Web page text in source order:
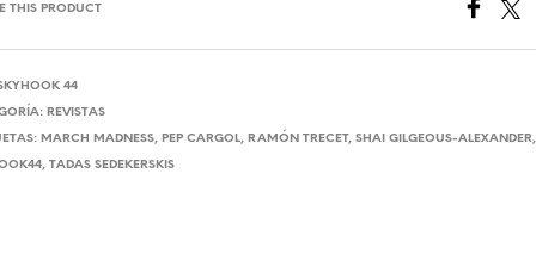
THIS PRODUCT
44
REVISTAS
MARCH MADNESS, PEP CARGOL, RAMÓN TRECET, SHAI GILGEOUS-ALEXANDER,
, TADAS SEDEKERSKIS